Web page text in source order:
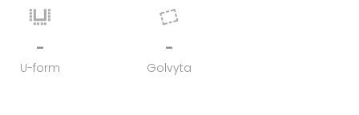
-
U-form
-
Golvyta